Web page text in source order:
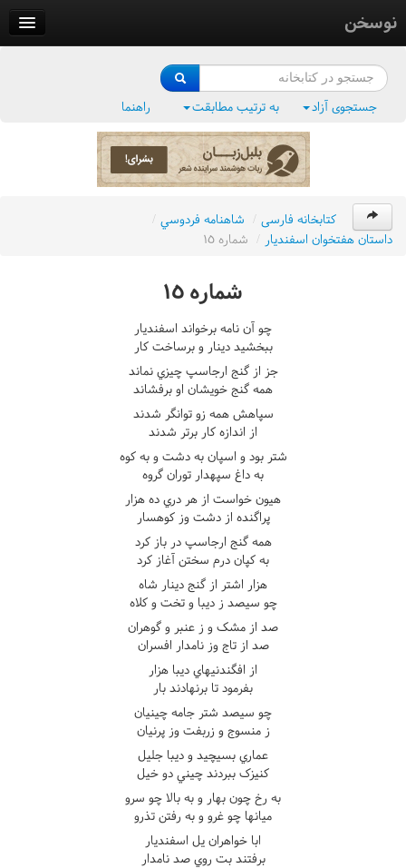
نوسخن
فرهنگ واژگان
جستجوی آزاد به ترتیب مطابقت راهنما
کتابخانه فارسی / شاهنامه فردوسي /
داستان هفتخوان اسفنديار / شماره ١٥
شماره ١٥
چو آن نامه برخواند اسفنديار
ببخشيد دينار و برساخت کار
جز از گنج ارجاسپ چيزي نماند
همه گنج خويشان او برفشاند
سپاهش همه زو توانگر شدند
از اندازه کار برتر شدند
شتر بود و اسپان به دشت و به کوه
به داغ سپهدار توران گروه
هيون خواست از هر دري ده هزار
پراگنده از دشت وز کوهسار
همه گنج ارجاسپ در باز کرد
به کپان درم سختن آغاز کرد
هزار اشتر از گنج دينار شاه
چو سيصد ز ديبا و تخت و کلاه
صد از مشک و ز عنبر و گوهران
صد از تاج وز نامدار افسران
از افگندنيهاي ديبا هزار
بفرمود تا برنهادند بار
چو سيصد شتر جامه چينيان
ز منسوج و زربفت وز پرنيان
عماري بسيچيد و ديبا جليل
کنيزک ببردند چيني دو خيل
به رخ چون بهار و به بالا چو سرو
ميانها چو غرو و به رفتن تذرو
ابا خواهران يل اسفنديار
برفتند بت روي صد نامدار